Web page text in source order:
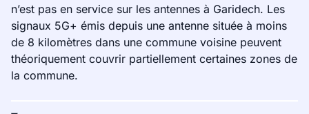
n’est pas en service sur les antennes à Garidech. Les
signaux 5G+ émis depuis une antenne située à moins
de 8 kilomètres dans une commune voisine peuvent
théoriquement couvrir partiellement certaines zones de
la commune.